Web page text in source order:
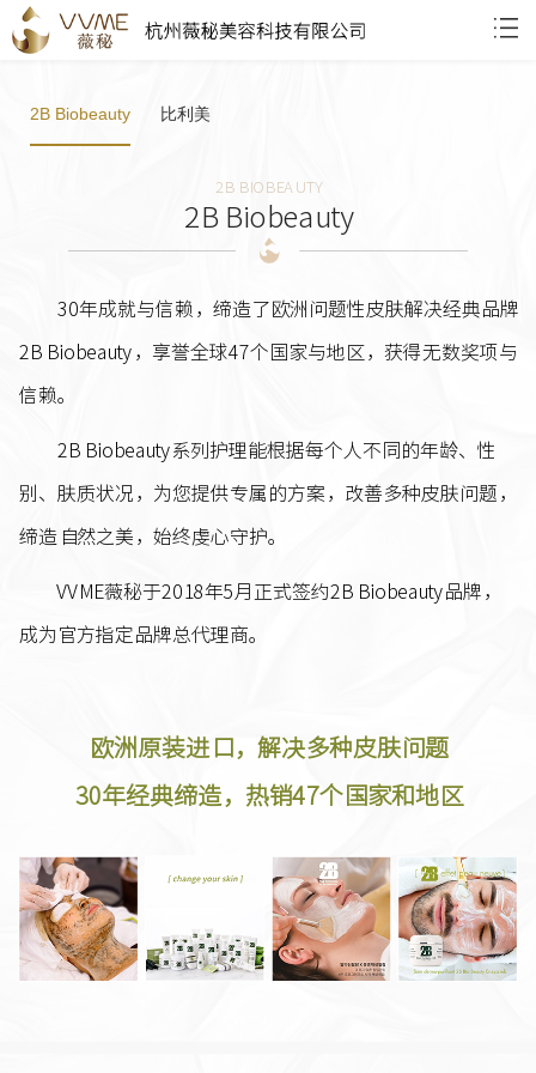
2B Biobeauty 比利美
2B BIOBEAUTY
2B Biobeauty
30年成就与信赖，缔造了欧洲问题性皮肤解决经典品牌
2B Biobeauty，享誉全球47个国家与地区，获得无数奖项与
信赖。
2B Biobeauty系列护理能根据每个人不同的年龄、性
别、肤质状况，为您提供专属的方案，改善多种皮肤问题，
缔造自然之美，始终虔心守护。
VVME薇秘于2018年5月正式签约2B Biobeauty品牌，
成为官方指定品牌总代理商。
欧洲原装进口，解决多种皮肤问题
30年经典缔造，热销47个国家和地区